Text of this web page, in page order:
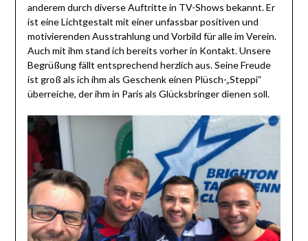
anderem durch diverse Auftritte in TV-Shows bekannt. Er
ist eine Lichtgestalt mit einer unfassbar positiven und
motivierenden Ausstrahlung und Vorbild für alle im Verein.
Auch mit ihm stand ich bereits vorher in Kontakt. Unsere
Begrüßung fällt entsprechend herzlich aus. Seine Freude
ist groß als ich ihm als Geschenk einen Plüsch-„Steppi“
überreiche, der ihm in Paris als Glücksbringer dienen soll.